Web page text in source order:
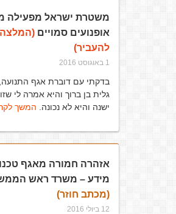
משטרת ישראל מפעילה
אופנועים סמויים
להעביר)
1 באוגוסט 2016
בדקתי עם דוברת אגף
גלית בן ברוך והיא אמרה לי
ישנה והיא לא נכונה. המשך
אזהרה חמורה מאגף
מידע – משרד ראש
(מכתב חוזר)
12 ביולי 2016